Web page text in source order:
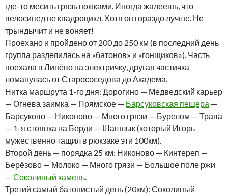
где-то месить грязь ножками. Иногда жалеешь, что
велосипед не квадроцикл. Хотя он гораздо лучше. Не
трындычит и не воняет!
Проехано и пройдено от 200 до 250 км (в последний день
группа разделилась на «батонов» и «гонщиков»). Часть
поехала в Линёво на электричку, другая частичка
ломанулась от Старососедова до Академа.
Нитка маршрута 1-го дня: Дорогино — Медведский карьер
— Огнева заимка — Прямское — Барсуковская пещера —
Барсуково — Никоново — Много грязи — Бурелом — Трава
— 1-я стоянка на Берди — Шашлык (который Игорь
мужественно тащил в рюкзаке эти 100км).
Второй день — порядка 25 км: Никоново — Кинтереп —
Берёзово — Молоко — Много грязи — Большое поле ржи
— Соколиный камень.
Третий самый батонистый день (20км): Соколиный